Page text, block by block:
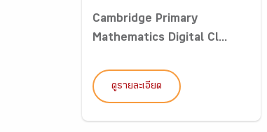
Cambridge Primary
Mathematics Digital Cl...
ดูรายละเอียด